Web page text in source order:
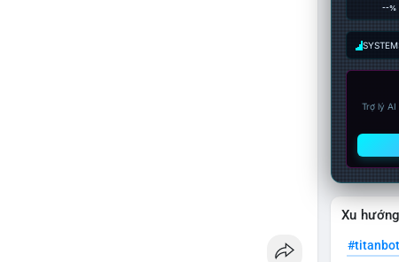
--%
Trợ lý
Xu
#titanbot